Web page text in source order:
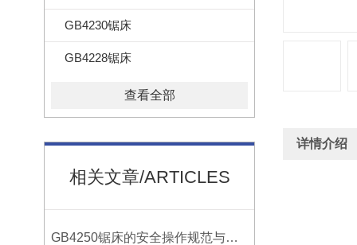
GB4230锯床
GB4228锯床
查看全部
相关文章/ARTICLES
GB4250锯床的安全操作规范与注意事项
详情介绍